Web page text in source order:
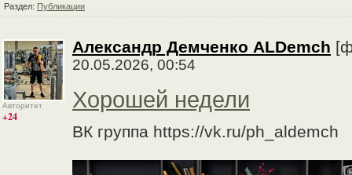
Раздел: Публикации
Авторитет
+24
Александр Демченко ALDemch
20.05.2026, 00:54
Хорошей недели
ВК группа https://vk.ru/ph_aldemch